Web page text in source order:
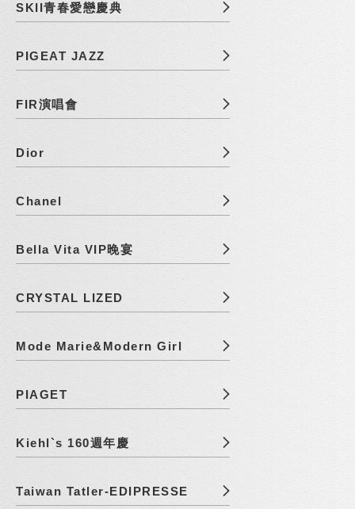
SKII青春愛戀慶典
PIGEAT JAZZ
FIR演唱會
Dior
Chanel
Bella Vita VIP晚宴
CRYSTAL LIZED
Mode Marie&Modern Girl
PIAGET
Kiehl`s 160週年慶
Taiwan Tatler-EDIPRESSE